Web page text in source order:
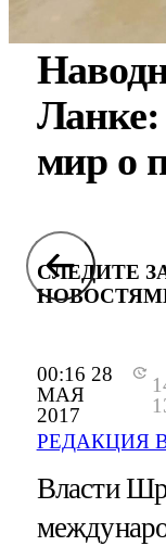
00:16 28
МАЯ
2017
РЕДАКЦИЯ
Ланке:
мир о
СЛЕДИТЕ
Власти